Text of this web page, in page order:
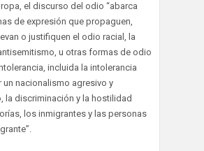
el discurso del odio “abarca
de expresión que propaguen,
o justifiquen el odio racial, la
u otras formas de odio
incluida la intolerancia
un nacionalismo agresivo y
la discriminación y la hostilidad
los inmigrantes y las personas